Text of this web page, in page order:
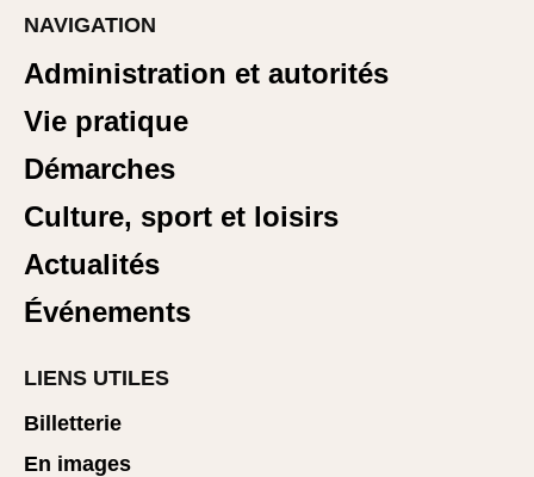
NAVIGATION
Administration et autorités
Vie pratique
Démarches
Culture, sport et loisirs
Actualités
Événements
LIENS UTILES
Billetterie
En images